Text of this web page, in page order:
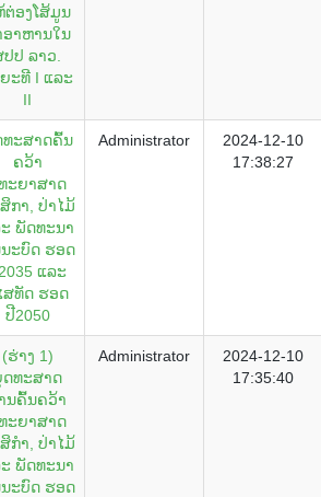
ຕ່ອງໂສ້ມູນ
ອາຫານໃນ
ປ ລາວ.
ະທີ I ແລະ
II
ະສາດຄົ້ນ
ຄວ້າ
ະຍາສາດ
ກາ, ປ່າໄມ້
ພັດທະນາ
ະບົດ ຮອດ
ແລະ
ສທັດ ຮອດ
ປີ2050
Administrator
2024-12-10
17:38:27
(ຮ່າງ 1)
ທະສາດ
ນຄົ້ນຄວ້າ
ະຍາສາດ
ກໍາ, ປ່າໄມ້
ພັດທະນາ
ະບົດ ຮອດ
Administrator
2024-12-10
17:35:40